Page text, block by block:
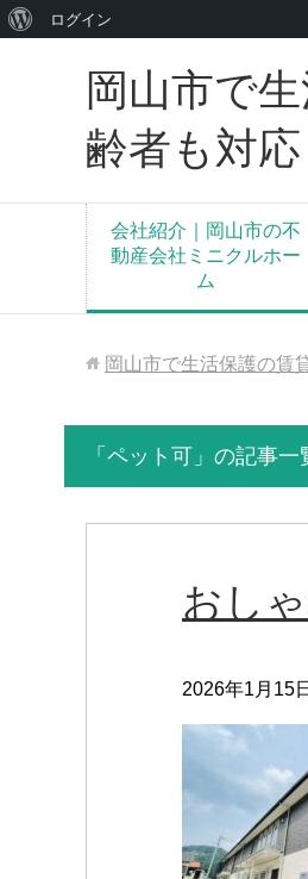
岡山市で
齢者も対応
会社紹介｜岡山市の不
動産会社ミニクルホー
ム
岡山市で生活保護の賃
「ペット可」の記事一
おし
2026年1月15日
WordPress
ログイン